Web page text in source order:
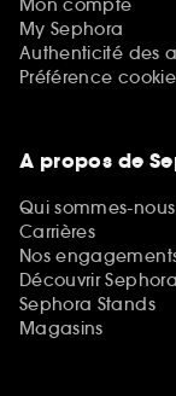
Mon compte
My Sephora
Authenticité des
Préférence
A propos de
Qui sommes-
Carrières
Nos
Découvrir Sephora
Sephora Stands
Magasins